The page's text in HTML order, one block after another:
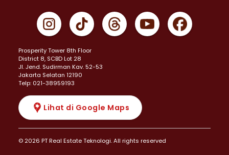
Prosperity Tower 8th Floor
District 8, SCBD Lot 28
JI. Jend. Sudirman Kav. 52-53
Jakarta Selatan 12190
Telp: 021-38959193
Lihat di Google Maps
© 2026 PT Real Estate Teknologi. All rights reserved